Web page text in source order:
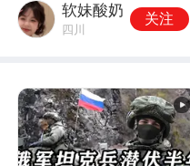
软妹酸奶
四川
关注